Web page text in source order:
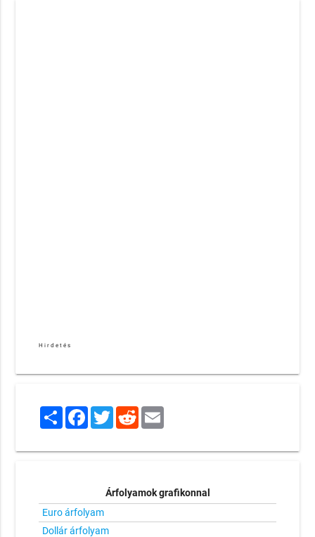
Hirdetés
ShareFacebook
TwitterRedditEmail
Árfolyamok grafikonnal
Euro árfolyam
Dollár árfolyam